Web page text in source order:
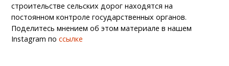
строительстве сельских дорог находятся на
постоянном контроле государственных органов.
Поделитесь мнением об этом материале в нашем
Instagram поссылке